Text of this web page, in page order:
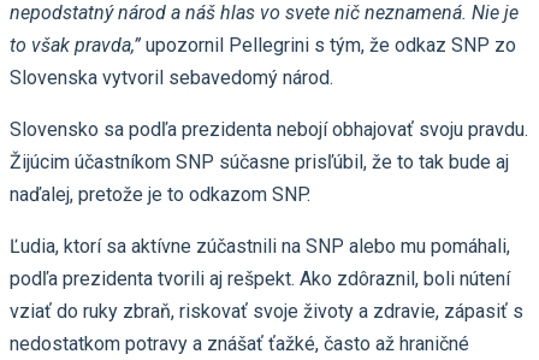
nepodstatný národ a náš hlas vo svete nič neznamená. Nie je
to však pravda,” upozornil Pellegrini s tým, že odkaz SNP zo
Slovenska vytvoril sebavedomý národ.
Slovensko sa podľa prezidenta nebojí obhajovať svoju pravdu.
Žijúcim účastníkom SNP súčasne prisľúbil, že to tak bude aj
naďalej, pretože je to odkazom SNP.
Ľudia, ktorí sa aktívne zúčastnili na SNP alebo mu pomáhali,
podľa prezidenta tvorili aj rešpekt. Ako zdôraznil, boli nútení
vziať do ruky zbraň, riskovať svoje životy a zdravie, zápasiť s
nedostatkom potravy a znášať ťažké, často až hraničné